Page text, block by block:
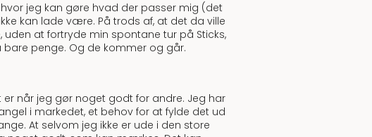
jeg kan gøre hvad der passer mig (det
kan lade være. På trods af, at det da ville
at fortryde min spontane tur på Sticks,
penge. Og de kommer og går.
når jeg gør noget godt for andre. Jeg har
i markedet, et behov for at fylde det ud
At selvom jeg ikke er ude i den store